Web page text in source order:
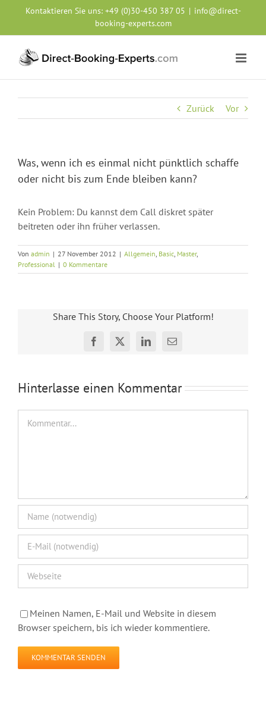
springen
Kontaktieren Sie uns: +49 (0)30-450 387 05 | info@direct-
booking-experts.com
Zurück Vor
Was, wenn ich es einmal nicht pünktlich schaffe
oder nicht bis zum Ende bleiben kann?
Kein Problem: Du kannst dem Call diskret später
beitreten oder ihn früher verlassen.
Von admin | 27 November 2012 | Allgemein Basic Master,
Professional | 0 Kommentare
Share This Story, Choose Your Platform!
Facebook
X LinkedIn
E-
Hinterlasse einen Kommentar
Meinen Namen, E-Mail und Website in diesem
Browser speichern, bis ich wieder kommentiere.